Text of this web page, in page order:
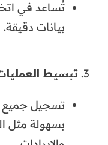
تُساعد في
بيانات دقيقة.
تبسيط
تسجيل جميع
بسهولة مثل